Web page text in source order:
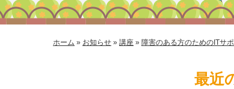
ホーム » お知らせ » 講座 » 障害のある方のためのITサ
最近